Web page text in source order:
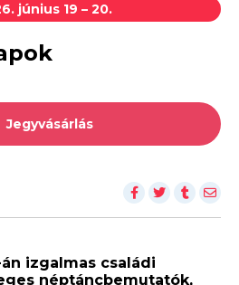
június 19 – 20.
Jegyvásárlás
izgalmas családi
néptáncbemutatók,